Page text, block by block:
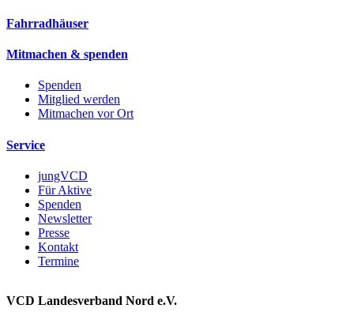
Fahrradhäuser
Mitmachen & spenden
Spenden
Mitglied werden
Mitmachen vor Ort
Service
jungVCD
Für Aktive
Spenden
Newsletter
Presse
Kontakt
Termine
VCD Landesverband Nord e.V.